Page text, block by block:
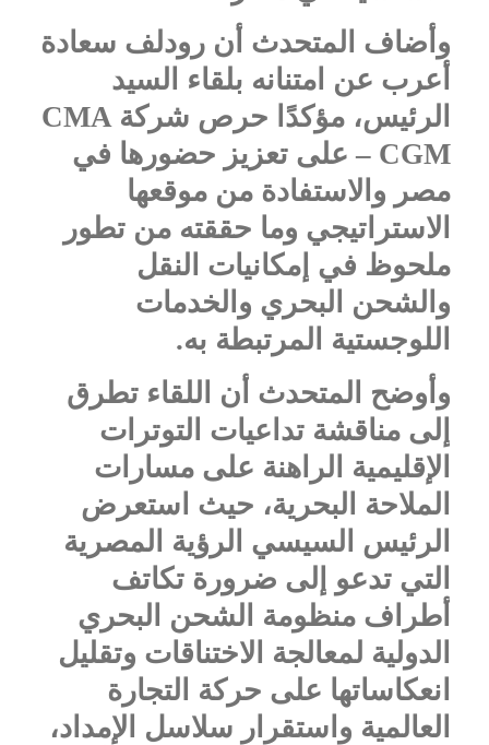
وأضاف المتحدث أن رودلف سعادة
أعرب عن امتنانه بلقاء السيد
الرئيس، مؤكدًا حرص شركة CMA
– CGMعلى تعزيز حضورها في
مصر والاستفادة من موقعها
الاستراتيجي وما حققته من تطور
ملحوظ في إمكانيات النقل
والشحن البحري والخدمات
اللوجستية المرتبطة به.
وأوضح المتحدث أن اللقاء تطرق
إلى مناقشة تداعيات التوترات
الإقليمية الراهنة على مسارات
الملاحة البحرية، حيث استعرض
الرئيس السيسي الرؤية المصرية
التي تدعو إلى ضرورة تكاتف
أطراف منظومة الشحن البحري
الدولية لمعالجة الاختناقات وتقليل
انعكاساتها على حركة التجارة
العالمية واستقرار سلاسل الإمداد،